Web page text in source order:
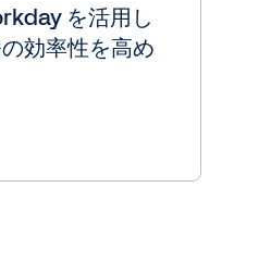
を活用し
効率性を高め